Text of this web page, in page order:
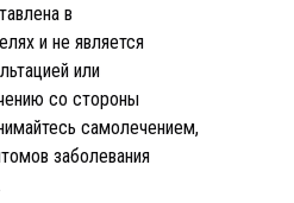
в
и не является
или
со стороны
самолечением,
заболевания